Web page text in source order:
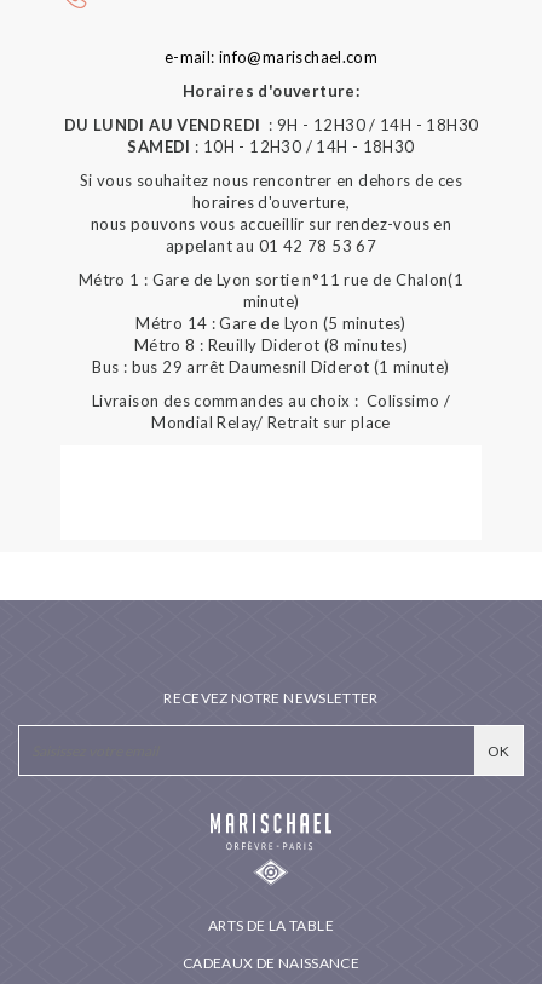
e-mail: info@marischael.com
Horaires d'ouverture:
DU LUNDI AU VENDREDI : 9H - 12H30 / 14H - 18H30
SAMEDI : 10H - 12H30 / 14H - 18H30
Si vous souhaitez nous rencontrer en dehors de ces
horaires d'ouverture,
nous pouvons vous accueillir sur rendez-vous en
appelant au 01 42 78 53 67
Métro 1 : Gare de Lyon sortie n°11 rue de Chalon(1
minute)
Métro 14 : Gare de Lyon (5 minutes)
Métro 8 : Reuilly Diderot (8 minutes)
Bus : bus 29 arrêt Daumesnil Diderot (1 minute)
Livraison des commandes au choix : Colissimo /
Mondial Relay/ Retrait sur place
ARTS DE LA TABLE
CADEAUX DE NAISSANCE
RECEVEZ NOTRE NEWSLETTER